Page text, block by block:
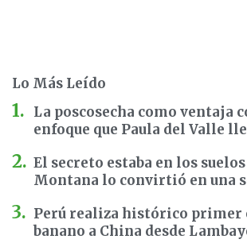
Lo Más Leído
La poscosecha como ventaja
enfoque que Paula del Valle
El secreto estaba en los
Montana lo convirtió en una
Perú realiza histórico primer
banano a China desde